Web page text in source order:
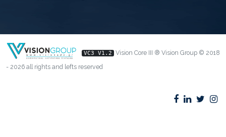
VC3 V1.2
Vision Core III ® Vision Group © 2018
- 2026 all rights and lefts reserved